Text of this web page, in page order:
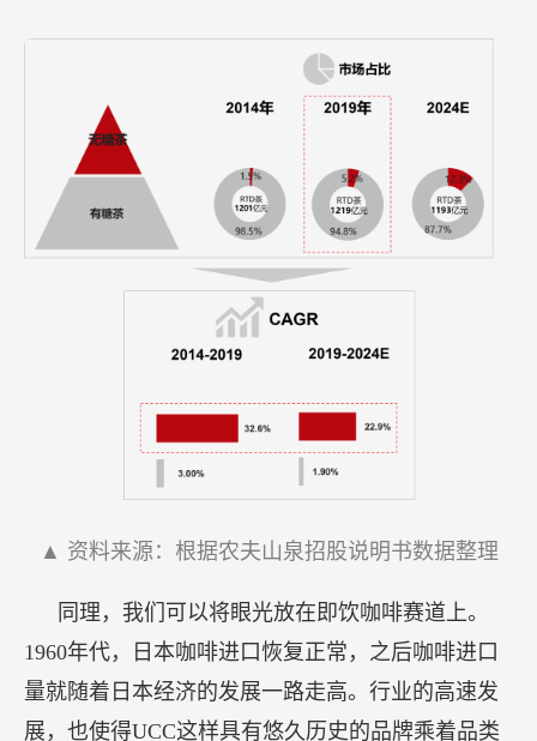
▲ 资料来源：根据农夫山泉招股说明书数据整理
同理，我们可以将眼光放在即饮咖啡赛道上。
1960年代，日本咖啡进口恢复正常，之后咖啡进口
量就随着日本经济的发展一路走高。行业的高速发
展，也使得UCC这样具有悠久历史的品牌乘着品类